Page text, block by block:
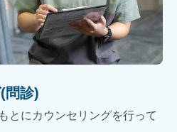
問診)
とにカウンセリングを行って